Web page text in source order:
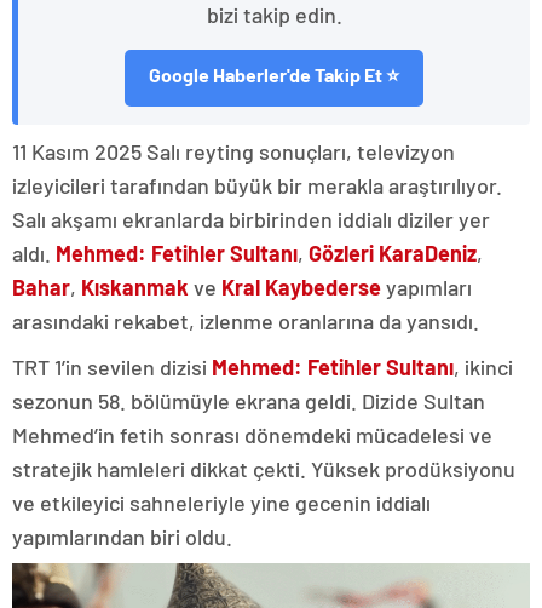
bizi takip edin.
Google Haberler'de Takip Et ⭐
11 Kasım 2025 Salı reyting sonuçları, televizyon
izleyicileri tarafından büyük bir merakla araştırılıyor.
Salı akşamı ekranlarda birbirinden iddialı diziler yer
aldı. Mehmed: Fetihler Sultanı, Gözleri KaraDeniz,
Bahar, Kıskanmak ve Kral Kaybederseyapımları
arasındaki rekabet, izlenme oranlarına da yansıdı.
TRT 1’in sevilen dizisi Mehmed: Fetihler Sultanı, ikinci
sezonun 58. bölümüyle ekrana geldi. Dizide Sultan
Mehmed’in fetih sonrası dönemdeki mücadelesi ve
stratejik hamleleri dikkat çekti. Yüksek prodüksiyonu
ve etkileyici sahneleriyle yine gecenin iddialı
yapımlarından biri oldu.